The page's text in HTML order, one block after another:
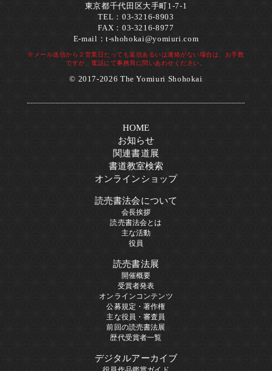
東京都千代田区大手町1-7-1
TEL：03-3216-8903
FAX：03-3216-8977
E-mail：t-shohokai@yomiuri.com
※メール送信から２営業日たっても返信あるいは連絡がない場合は、お手数
ですが、電話にて事務局に問いあわせください。
© 2017-2026 The Yomiuri Shohokai
HOME
お知らせ
関連書道展
書道教室検索
オンラインショップ
読売書法会について
会長挨拶
読売書法会とは
主な活動
役員
読売書法展
開催概要
受賞者発表
オンラインコンテンツ
公募規定・著作権
主な役員・審査員
前回の読売書法展
歴代受賞者一覧
デジタルアーカイブ